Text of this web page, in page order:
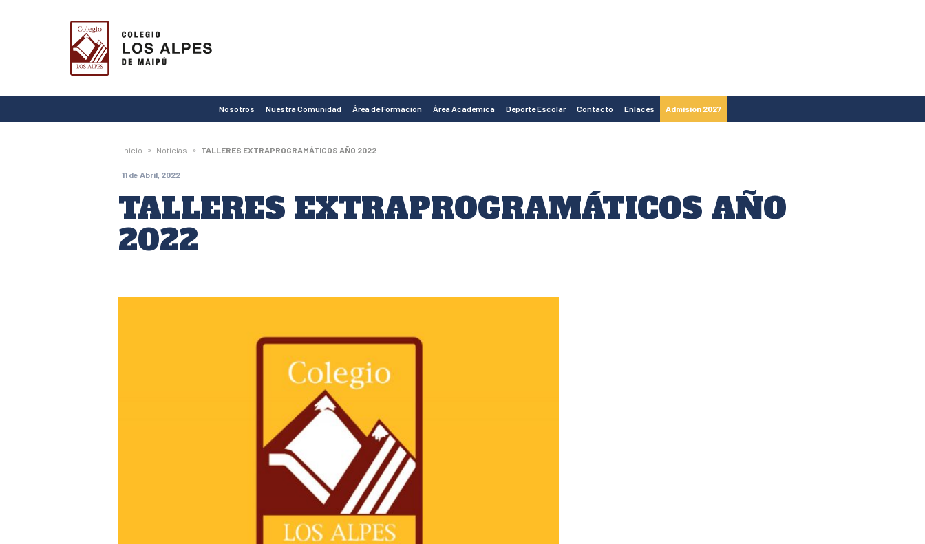
Colegio
Los
Alpes
de
Maipú
Nosotros Nuestra Comunidad Área de Formación Área Académica Deporte Escolar Contacto Enlaces Admisión 2027
Inicio » Noticias » TALLERES EXTRAPROGRAMÁTICOS AÑO 2022
11 de Abril, 2022
TALLERES EXTRAPROGRAMÁTICOS AÑO
2022